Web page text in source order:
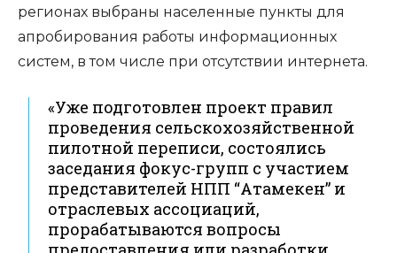
регионах выбраны населенные пункты для
апробирования работы информационных
систем, в том числе при отсутствии интернета.
«Уже подготовлен проект правил
проведения сельскохозяйственной
пилотной переписи, состоялись
заседания фокус-групп с участием
представителей НПП “Атамекен” и
отраслевых ассоциаций,
прорабатываются вопросы